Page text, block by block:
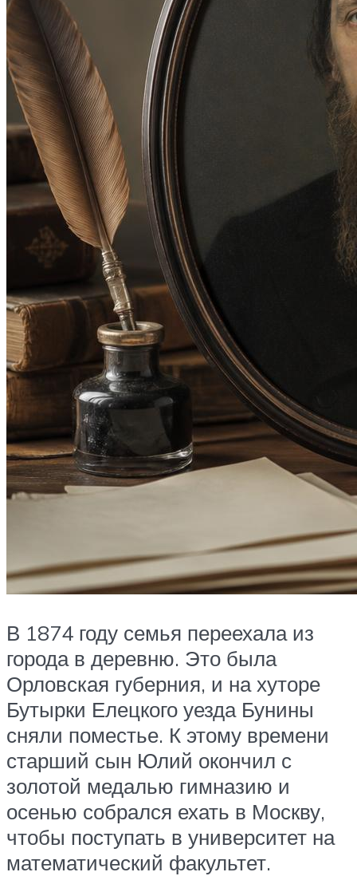
В 1874 году семья переехала из
города в деревню. Это была
Орловская губерния, и на хуторе
Бутырки Елецкого уезда Бунины
сняли поместье. К этому времени
старший сын Юлий окончил с
золотой медалью гимназию и
осенью собрался ехать в Москву,
чтобы поступать в университет на
математический факультет.